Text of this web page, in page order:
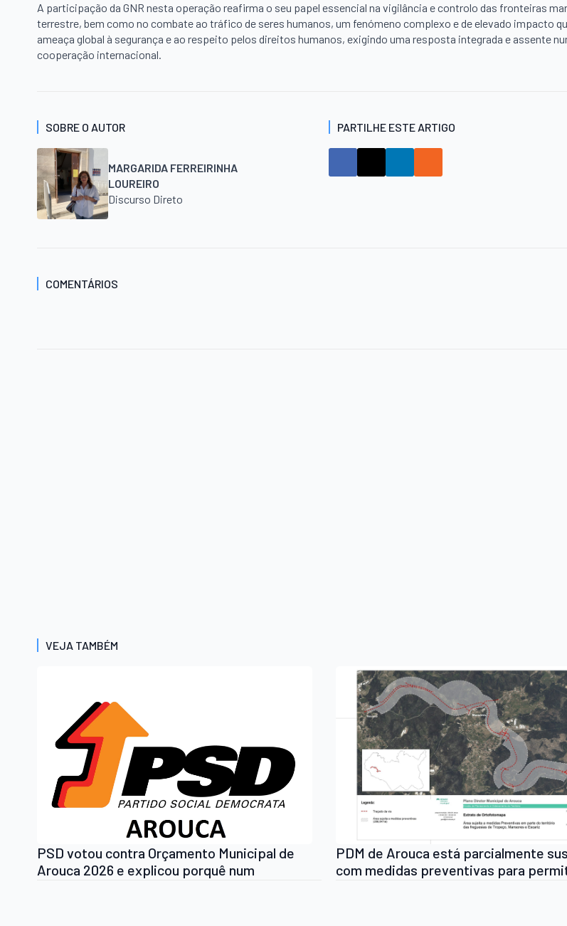
A participação da GNR nesta operação reafirma o seu papel essencial na vigilância e controlo das fronteiras
terrestre, bem como no combate ao tráfico de seres humanos, um fenómeno complexo e de elevado impacto
ameaça global à segurança e ao respeito pelos direitos humanos, exigindo uma resposta integrada e assente
cooperação internacional.
SOBRE O AUTOR
MARGARIDA FERREIRINHA
LOUREIRO
Discurso Direto
PARTILHE ESTE ARTIGO
COMENTÁRIOS
VEJA TAMBÉM
PSD votou contra Orçamento Municipal de
Arouca 2026 e explicou porquê num
PDM de Arouca está parcialmente
com medidas preventivas para